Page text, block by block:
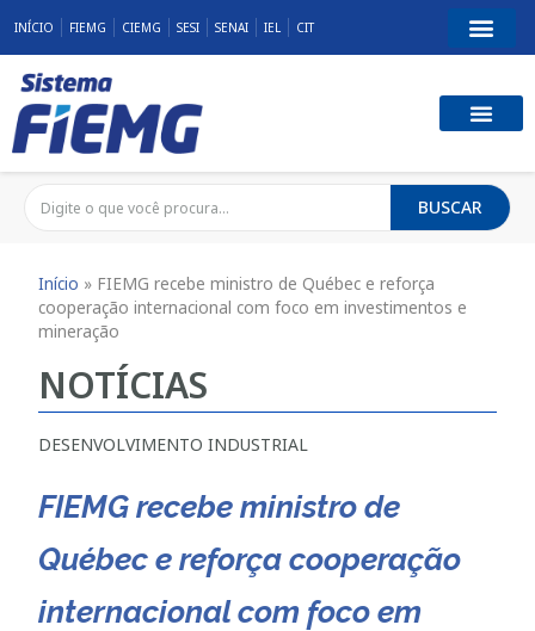
INÍCIO FIEMG CIEMG SESI SENAI IEL CIT
BUSCAR
Início » FIEMG recebe ministro de Québec e reforça
cooperação internacional com foco em investimentos e
mineração
NOTÍCIAS
DESENVOLVIMENTO INDUSTRIAL
FIEMG recebe ministro de
Québec e reforça cooperação
internacional com foco em